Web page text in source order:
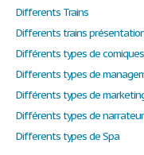
Differents Trains
Differents trains
Différents types de comiques
Differents types de
Différents types de
Différents types de
Differents types de Spa